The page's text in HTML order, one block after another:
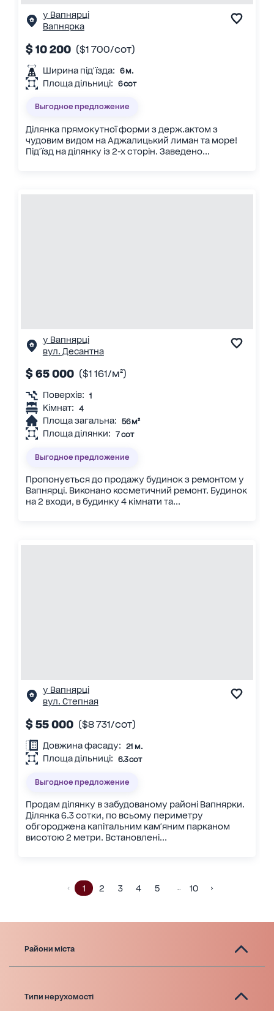
у Вапнярці
Вапнярка
$ 10 200 ($1 700/сот)
Ширина під'їзда: 6 м.
Площа дільниці: 6 сот
Выгодное предложение
Ділянка прямокутної форми з держ.актом з
чудовим видом на Аджалицький лиман та море!
Під'їзд на ділянку із 2-х сторін. Заведено...
у Вапнярці
вул. Десантна
$ 65 000 ($1 161/м²)
Поверхів: 1
Кімнат: 4
Площа загальна: 56 м²
Площа ділянки: 7 сот
Выгодное предложение
Пропонується до продажу будинок з ремонтом у
Вапнярці. Виконано косметичний ремонт. Будинок
на 2 входи, в будинку 4 кімнати та...
у Вапнярці
вул. Степная
$ 55 000 ($8 731/сот)
Довжина фасаду: 21 м.
Площа дільниці: 6.3 сот
Выгодное предложение
Продам ділянку в забудованому районі Вапнярки.
Ділянка 6.3 сотки, по всьому периметру
обгороджена капітальним кам'яним парканом
висотою 2 метри. Встановлені...
1 2 3 4 5 … 10
Райони міста
Типи нерухомості